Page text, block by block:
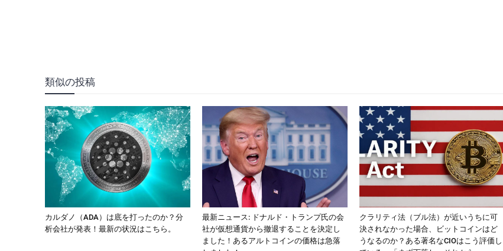
類似の投稿
カルダノ（ADA）は底を打ったのか？分
析会社が発表！最新の状況はこちら。
最新ニュース: ドナルド・トランプ氏の会
社が仮想通貨から撤退することを決定し
ました！あるアルトコインの価格は急落
クラリティ法（ブル法）が近いうちに可
決されなかった場合、ビットコインはど
うなるのか？ある著名なCIOはこう評価し